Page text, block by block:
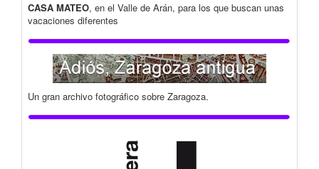
CASA MATEO, en el Valle de Arán, para los que buscan unas
vacaciones diferentes
Un gran archivo fotográfico sobre Zaragoza.